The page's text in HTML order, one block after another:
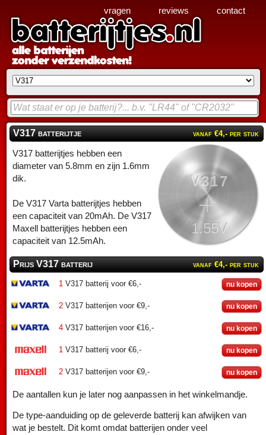
V317 batterijtje vanaf €4,- per stuk
V317
1.55V
V317 batterijtjes hebben een
diameter van 5.8mm en zijn 1.6mm
dik.
De V317 Varta batterijtjes hebben
een capaciteit van 20mAh. De V317
Maxell batterijtjes hebben een
capaciteit van 12.5mAh.
Prijs V317 batterij vanaf €4,- per stuk
1 V317 batterij voor €6,- nu kopen
2 V317 batterijen voor €9,- nu kopen
4 V317 batterijen voor €16,- nu kopen
1 V317 batterij voor €6,- nu kopen
2 V317 batterijen voor €9,- nu kopen
De aantallen kun je later nog aanpassen in het winkelmandje.
De type-aanduiding op de geleverde batterij kan afwijken van
wat je bestelt. Dit komt omdat batterijen onder veel
vragen reviews contact